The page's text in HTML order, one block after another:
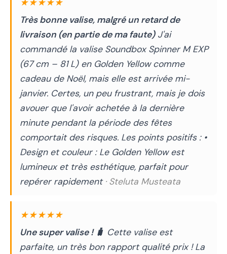
Très bonne valise, malgré un retard de
livraison (en partie de ma faute)J'ai
commandé la valise Soundbox Spinner M EXP
(67 cm – 81 L) en Golden Yellow comme
cadeau de Noël, mais elle est arrivée mi-
janvier. Certes, un peu frustrant, mais je dois
avouer que l'avoir achetée à la dernière
minute pendant la période des fêtes
comportait des risques. Les points positifs : •
Design et couleur : Le Golden Yellow est
lumineux et très esthétique, parfait pour
repérer rapidement · Steluta Musteata
★★★★★
Une super valise ! 🧳 Cette valise est
parfaite, un très bon rapport qualité prix ! La